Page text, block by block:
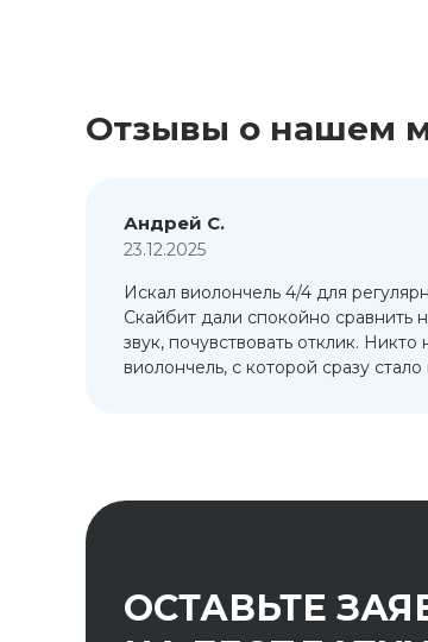
Отзывы о нашем
Андрей С.
23.12.2025
Искал виолончель 4/4 для
Скайбит дали спокойно сравнить
звук, почувствовать отклик.
виолончель, с которой сразу
ОСТАВЬТЕ